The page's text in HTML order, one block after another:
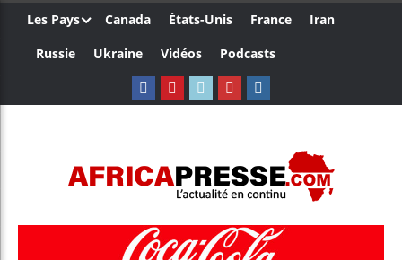
Les Pays Canada États-Unis France
Iran
Russie
Ukraine Vidéos Podcasts